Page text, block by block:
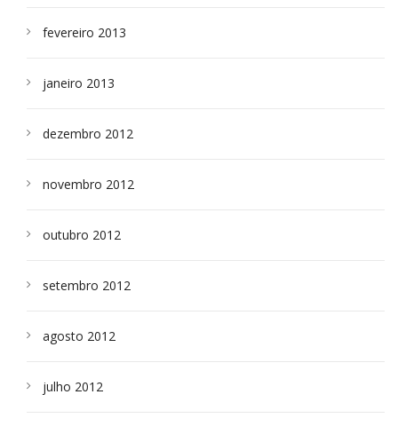
fevereiro 2013
janeiro 2013
dezembro 2012
novembro 2012
outubro 2012
setembro 2012
agosto 2012
julho 2012